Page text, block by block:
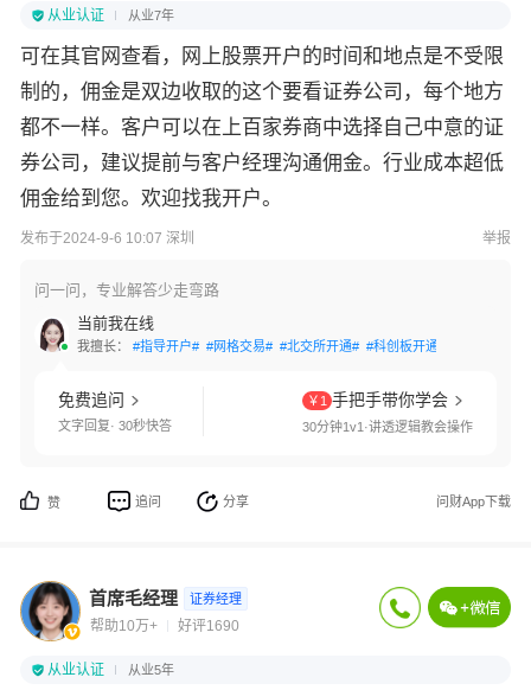
从业认证 从业7年
可在其官网查看，网上股票开户的时间和地点是不受限
制的，佣金是双边收取的这个要看证券公司，每个地方
都不一样。客户可以在上百家券商中选择自己中意的证
券公司，建议提前与客户经理沟通佣金。行业成本超低
佣金给到您。欢迎找我开户。
发布于2024-9-6 10:07 深圳 举报
问一问，专业解答少走弯路
当前我在线
我擅长： #指导开户# #网格交易# #北交所开通# #科创板开通#
免费追问
文字回复· 30秒快答
￥1 手把手带你学会
30分钟1v1·讲透逻辑教会操作
赞 追问 分享 问财App下载
首席毛经理 证券经理
帮助10万+ 好评1690
从业认证 从业5年